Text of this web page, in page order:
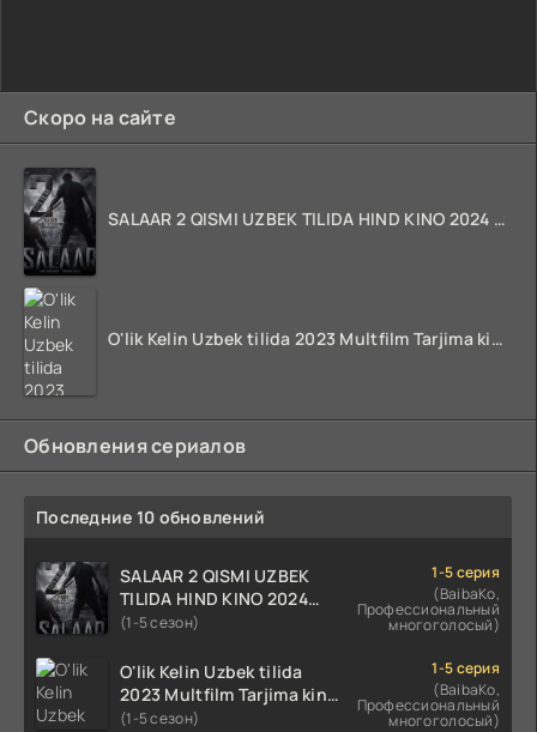
Скоро на сайте
SALAAR 2 QISMI UZBEK TILIDA HIND KINO 2024 TARJIMA 720p HD Skachat
O'lik Kelin Uzbek tilida 2023 Multfilm Tarjima kino skachat
Обновления сериалов
Последние 10 обновлений
SALAAR 2 QISMI UZBEK
TILIDA HIND KINO 2024
TARJIMA 720p HD Skachat
(1-5 сезон)
1-5 серия
(BaibaKo,
Профессиональный
многоголосый)
O'lik Kelin Uzbek tilida
2023 Multfilm Tarjima kino
skachat
(1-5 сезон)
1-5 серия
(BaibaKo,
Профессиональный
многоголосый)